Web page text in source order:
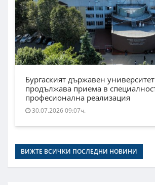
Бургаският държавен университет
продължава приема в
професионална реализация
30.07.2026 09:07ч.
ВИЖТЕ ВСИЧКИ ПОСЛЕДНИ НОВИНИ